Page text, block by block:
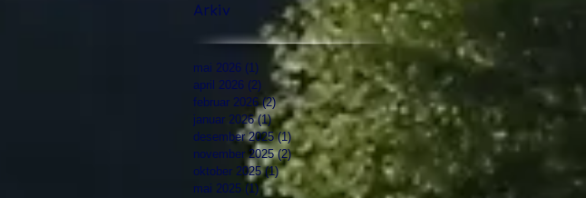
Arkiv
mai 2026 (1) 1 innlegg
april 2026 (2) 2 innlegg
februar 2026 (2)2 innlegg
januar 2026 (1)1 innlegg
desember 2025 (1)1 innlegg
november 2025 (2)2 innlegg
oktober 2025 (1)1 innlegg
mai 2025 (1)1 innlegg